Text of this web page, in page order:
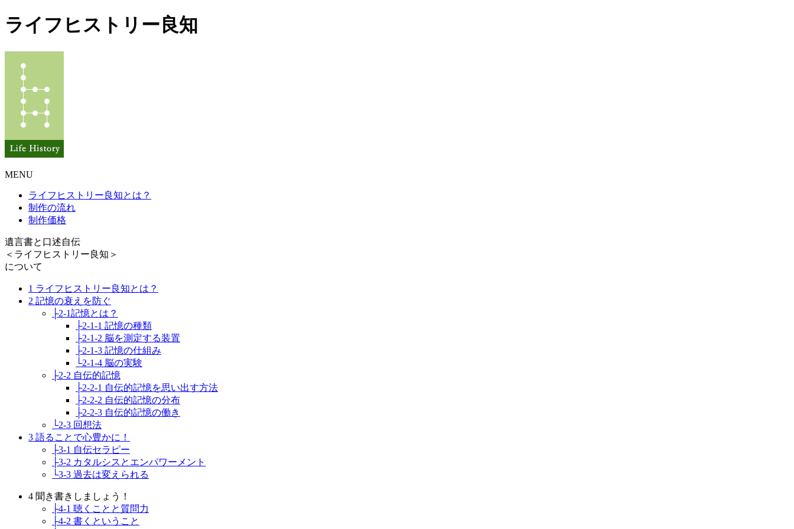
ライフヒストリー良知
MENU
ライフヒストリー良知とは？
制作の流れ
制作価格
遺言書と口述自伝
＜ライフヒストリー良知＞
について
1 ライフヒストリー良知とは？
2 記憶の衰えを防ぐ
├2-1記憶とは？
├2-1-1 記憶の種類
├2-1-2 脳を測定する装置
├2-1-3 記憶の仕組み
└2-1-4 脳の実験
├2-2 自伝的記憶
├2-2-1 自伝的記憶を思い出す方法
├2-2-2 自伝的記憶の分布
├2-2-3 自伝的記憶の働き
└2-3 回想法
3 語ることで心豊かに！
├3-1 自伝セラピー
├3-2 カタルシスとエンパワーメント
└3-3 過去は変えられる
4 聞き書きしましょう！
├4-1 聴くことと質問力
├4-2 書くということ